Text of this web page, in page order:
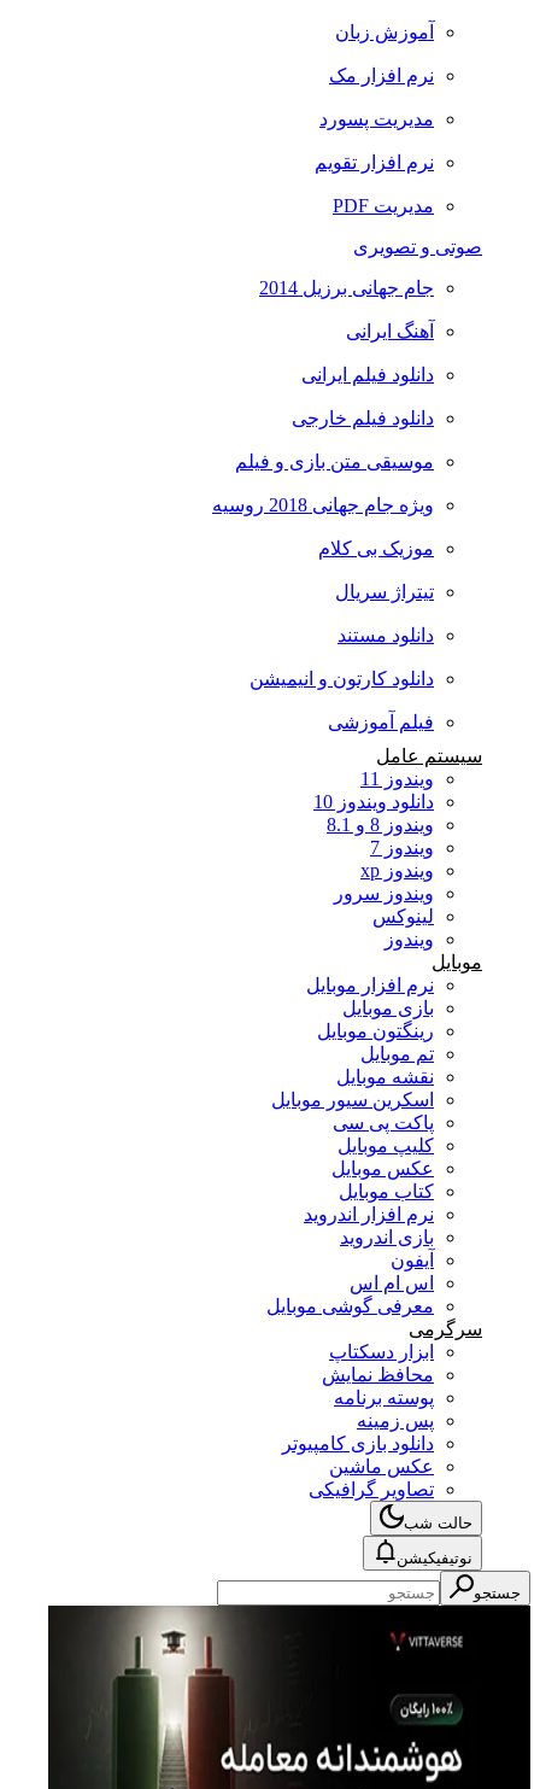
آموزش زبان
نرم افزار مک
مدیریت پسورد
نرم افزار تقویم
مدیریت PDF
صوتی و تصویری
جام جهانی برزیل 2014
آهنگ ایرانی
دانلود فیلم ایرانی
دانلود فیلم خارجی
موسیقی متن بازی و فیلم
ویژه جام جهانی 2018 روسیه
موزیک بی کلام
تیتراژ سریال
دانلود مستند
دانلود کارتون و انیمیشن
فیلم آموزشی
سیستم عامل
ویندوز 11
دانلود ویندوز 10
ویندوز 8 و 8.1
ویندوز 7
ویندوز xp
ویندوز سرور
لینوکس
ویندوز
موبایل
نرم افزار موبایل
بازی موبایل
رینگتون موبایل
تم موبایل
نقشه موبایل
اسکرین سیور موبایل
پاکت پی سی
کلیپ موبایل
عکس موبایل
کتاب موبایل
نرم افزار اندروید
بازی اندروید
آیفون
اس ام اس
معرفی گوشی موبایل
سرگرمی
ابزار دسکتاپ
محافظ نمایش
پوسته برنامه
پس زمینه
دانلود بازی کامپیوتر
عکس ماشین
تصاویر گرافیکی
حالت شب
نوتیفیکیشن
جستجو